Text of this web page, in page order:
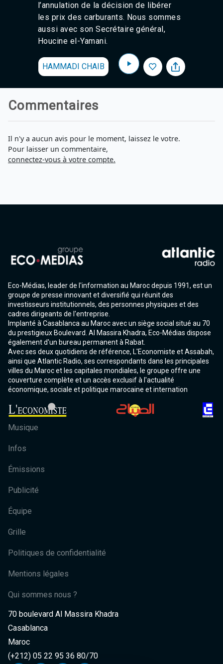
l’annulation de la décision de libérer
les prix des carburants. Nous sommes
aussi avec son Secrétaire général,
Houcine el-Yamani.
HAMMADI CHAIB
Commentaires
Il n'y a aucun avis pour le moment, laissez le votre.
Pour laisser un commentaire,
connectez-vous à votre compte.
Eco-Médias, leader de l'information au Maroc depuis 1991, est un
groupe de presse innovant et diversifié qui réunit des
investisseurs institutionnels, des personnes physiques et des
cadres dirigeants de l'entreprise.
Implanté à Casablanca au Maroc avec un siège social situé au 70
du prestigieux Boulevard. Al Massira Khadra, Eco-Médias dispose
également d'un bureau permanent à Rabat.
Avec ses deux quotidiens de référence, L'Economiste et Assabah,
ainsi que Atlantic Radio, ses correspondants dans les principales
villes du Maroc et les capitales mondiales, le groupe offre une
couverture complète et un accès exclusif à l'actualité
économique, sociale et politique marocaine et internation
Musique
Infos
Émissions
Publicité
Équipe
Grille
Politiques de confidentialité
Mentions légales
Qui sommes nous ?
70 boulevard Al Massira Khadra
Casablanca
Maroc
(+212) 05 22 95 36 80/70